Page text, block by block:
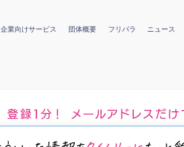
企業向けサービス 団体概要 フリパラ ニュース